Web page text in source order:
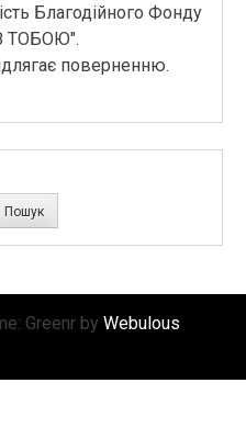
Благодійного Фонду
ТОБОЮ".
поверненню.
Пошук
Greenr by Webulous